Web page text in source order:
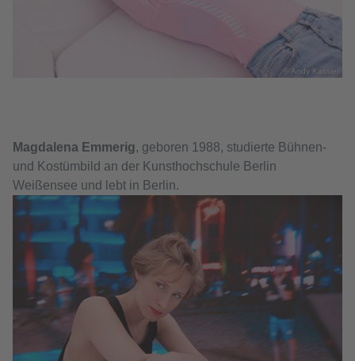
© Andy Kassier
Magdalena Emmerig, geboren 1988, studierte Bühnen-
und Kostümbild an der Kunsthochschule Berlin
Weißensee und lebt in Berlin.